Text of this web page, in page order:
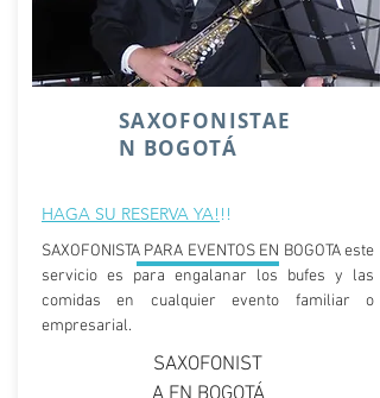
SAXOFONISTAE
N BOGOTÁ
HAGA SU RESERVA YA!!!
VIDEOS
SAXOFONISTA PARA EVENTOS EN BOGOTA este
servicio es para engalanar los bufes y las
comidas en cualquier evento familiar o
empresarial.
SAXOFONIST